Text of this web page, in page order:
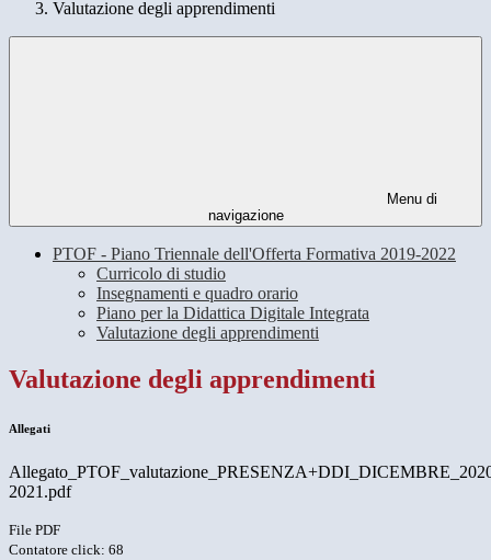
Valutazione degli apprendimenti
Menu di
navigazione
PTOF - Piano Triennale dell'Offerta Formativa 2019-2022
Curricolo di studio
Insegnamenti e quadro orario
Piano per la Didattica Digitale Integrata
Valutazione degli apprendimenti
Valutazione degli apprendimenti
Allegati
2021.pdf
File PDF
Contatore click: 68